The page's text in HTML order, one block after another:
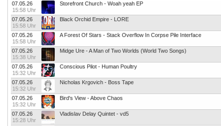
07.05.26
15:58 Uhr
Storefront Church - Woah yeah EP
07.05.26
15:58 Uhr
Black Orchid Empire - LORE
07.05.26
15:58 Uhr
A Forest Of Stars - Stack Overflow In Corpse Pile Interface
07.05.26
15:38 Uhr
Midge Ure - A Man of Two Worlds (World Two Songs)
07.05.26
15:32 Uhr
Conscious Pilot - Human Poultry
07.05.26
15:32 Uhr
Nicholas Krgovich - Boss Tape
07.05.26
15:32 Uhr
Bird's View - Above Chaos
07.05.26
15:28 Uhr
Vladislav Delay Quintet - vd5